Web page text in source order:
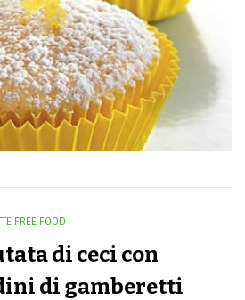
FREE FOOD
di ceci con
di gamberetti